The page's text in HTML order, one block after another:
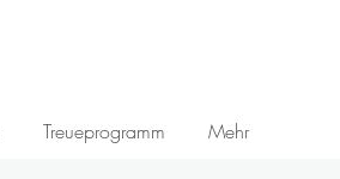
Treueprogramm Mehr